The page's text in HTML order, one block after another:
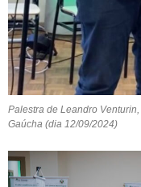
Palestra de Leandro
Gaúcha (dia 12/09/2024)